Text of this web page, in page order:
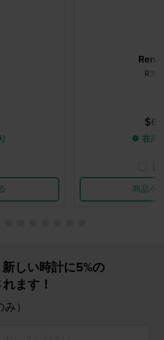
R315
$6.-
● 在庫
商品を
しい時計に5%の
ます！
）